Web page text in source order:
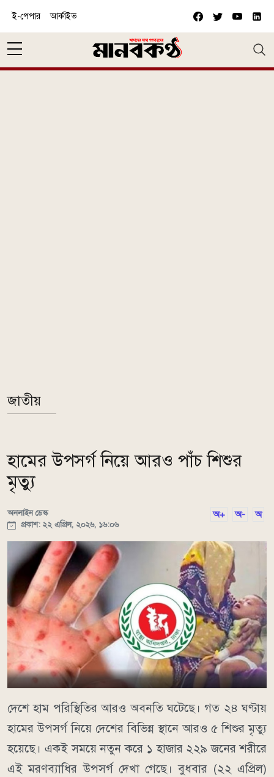
ই-পেপার আর্কাইভ
জাতীয়
হামের উপসর্গ নিয়ে আরও পাঁচ শিশুর
মৃত্যু
অনলাইন ডেস্ক
প্রকাশ: ২২ এপ্রিল, ২০২৬, ১৬:০৬
অ+ অ- অ
দেশে হাম পরিস্থিতির আরও অবনতি ঘটেছে। গত ২৪ ঘণ্টায়
হামের উপসর্গ নিয়ে দেশের বিভিন্ন স্থানে আরও ৫ শিশুর মৃত্যু
হয়েছে। একই সময়ে নতুন করে ১ হাজার ২২৯ জনের শরীরে
এই মরণব্যাধির উপসর্গ দেখা গেছে। বুধবার (২২ এপ্রিল)